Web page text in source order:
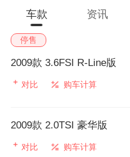
车款 资讯
停售
2009款 3.6FSI R-Line版
对比 购车计算
2009款 2.0TSI 豪华版
对比 购车计算